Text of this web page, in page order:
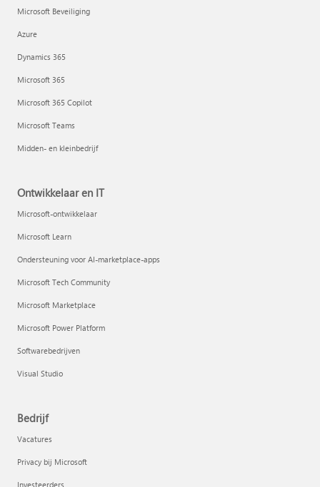
Microsoft Beveiliging
Azure
Dynamics 365
Microsoft 365
Microsoft 365 Copilot
Microsoft Teams
Midden- en kleinbedrijf
Ontwikkelaar en IT
Microsoft-ontwikkelaar
Microsoft Learn
Ondersteuning voor AI-marketplace-apps
Microsoft Tech Community
Microsoft Marketplace
Microsoft Power Platform
Softwarebedrijven
Visual Studio
Bedrijf
Vacatures
Privacy bij Microsoft
Investeerders